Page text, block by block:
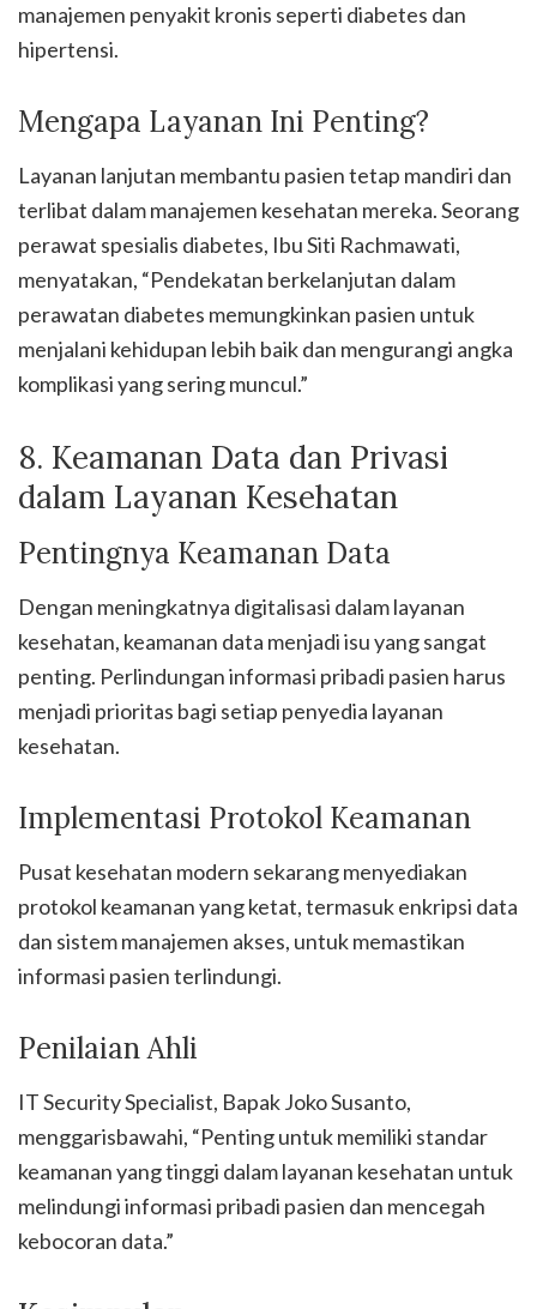
manajemen penyakit kronis seperti diabetes dan
hipertensi.
Mengapa Layanan Ini Penting?
Layanan lanjutan membantu pasien tetap mandiri dan
terlibat dalam manajemen kesehatan mereka. Seorang
perawat spesialis diabetes, Ibu Siti Rachmawati,
menyatakan, “Pendekatan berkelanjutan dalam
perawatan diabetes memungkinkan pasien untuk
menjalani kehidupan lebih baik dan mengurangi angka
komplikasi yang sering muncul.”
8. Keamanan Data dan Privasi
dalam Layanan Kesehatan
Pentingnya Keamanan Data
Dengan meningkatnya digitalisasi dalam layanan
kesehatan, keamanan data menjadi isu yang sangat
penting. Perlindungan informasi pribadi pasien harus
menjadi prioritas bagi setiap penyedia layanan
kesehatan.
Implementasi Protokol Keamanan
Pusat kesehatan modern sekarang menyediakan
protokol keamanan yang ketat, termasuk enkripsi data
dan sistem manajemen akses, untuk memastikan
informasi pasien terlindungi.
Penilaian Ahli
IT Security Specialist, Bapak Joko Susanto,
menggarisbawahi, “Penting untuk memiliki standar
keamanan yang tinggi dalam layanan kesehatan untuk
melindungi informasi pribadi pasien dan mencegah
kebocoran data.”